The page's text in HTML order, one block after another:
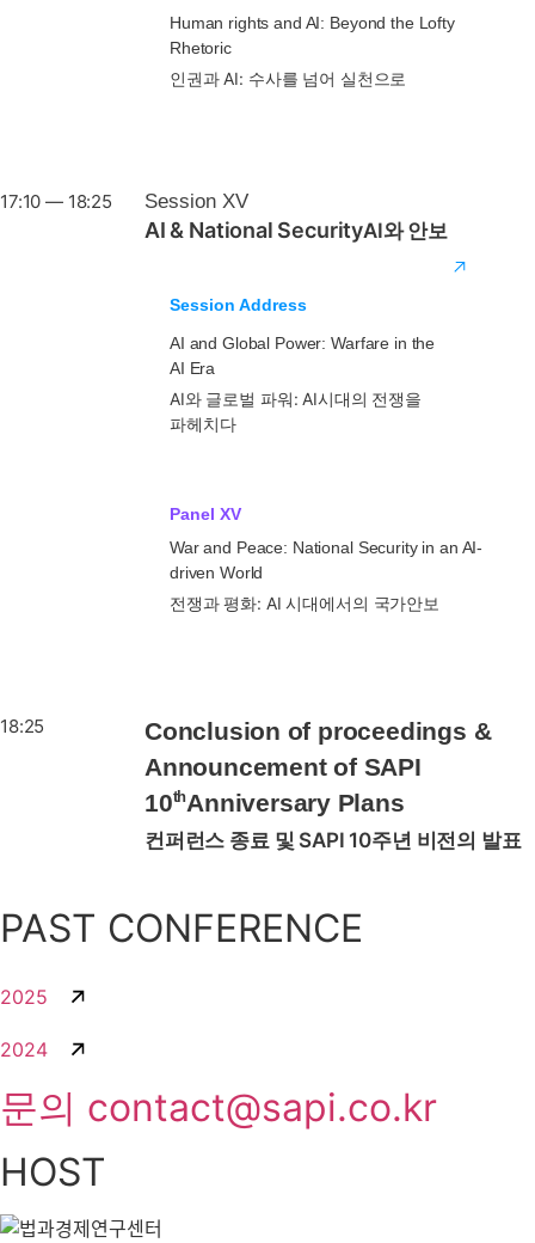
Human rights and AI: Beyond the Lofty
Rhetoric
인권과 AI: 수사를 넘어 실천으로
17:10 — 18:25 Session XV
AI & National SecurityAI와 안보
Session Address
AI and Global Power: Warfare in the
AI Era
AI와 글로벌 파워: AI시대의 전쟁을
파헤치다
Panel XV
War and Peace: National Security in an AI-
driven World
전쟁과 평화: AI 시대에서의 국가안보
18:25
Conclusion of proceedings &
Announcement of SAPI
10thAnniversary Plans
컨퍼런스 종료 및 SAPI 10주년 비전의 발표
PAST CONFERENCE
2025
2024
문의 contact@sapi.co.kr
HOST